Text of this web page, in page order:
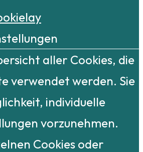
aller Cookies, die
verwendet werden. Sie
individuelle
vorzunehmen.
Cookies oder